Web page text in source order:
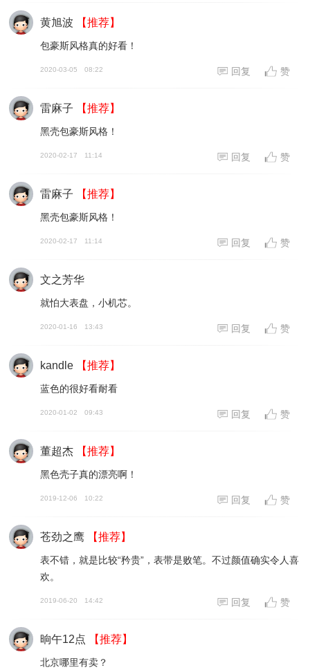
黄旭波 【推荐】
包豪斯风格真的好看！
2020-03-05 08:22 回复 赞
雷麻子 【推荐】
黑壳包豪斯风格！
2020-02-17 11:14 回复 赞
雷麻子 【推荐】
黑壳包豪斯风格！
2020-02-17 11:14 回复 赞
文之芳华
就怕大表盘，小机芯。
2020-01-16 13:43 回复 赞
kandle 【推荐】
蓝色的很好看耐看
2020-01-02 09:43 回复 赞
董超杰 【推荐】
黑色壳子真的漂亮啊！
2019-12-06 10:22 回复 赞
苍劲之鹰 【推荐】
表不错，就是比较“矜贵”，表带是败笔。不过颜值确实令人喜
欢。
2019-06-20 14:42 回复 赞
晌午12点 【推荐】
北京哪里有卖？